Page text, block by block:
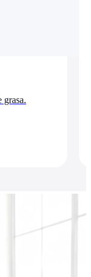
grasa.